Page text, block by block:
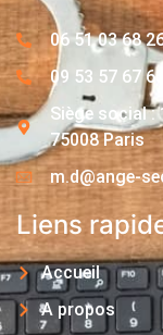
06 51 03 68
09 53 57 67 63
Siège social :
75008 Paris
m.d@ange-
Liens
Accueil
A propos